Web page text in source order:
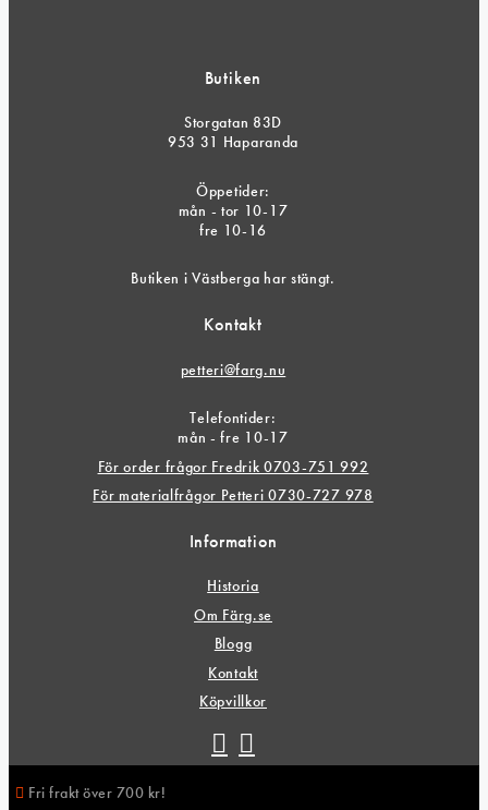
Butiken
Storgatan 83D
953 31 Haparanda
Öppetider:
mån - tor 10-17
fre 10-16
Butiken i Västberga har stängt.
Kontakt
petteri@farg.nu
Telefontider:
mån - fre 10-17
För order frågor Fredrik 0703-751 992
För materialfrågor Petteri 0730-727 978
Information
Historia
Om Färg.se
Blogg
Kontakt
Köpvillkor
Fri frakt över 700 kr!